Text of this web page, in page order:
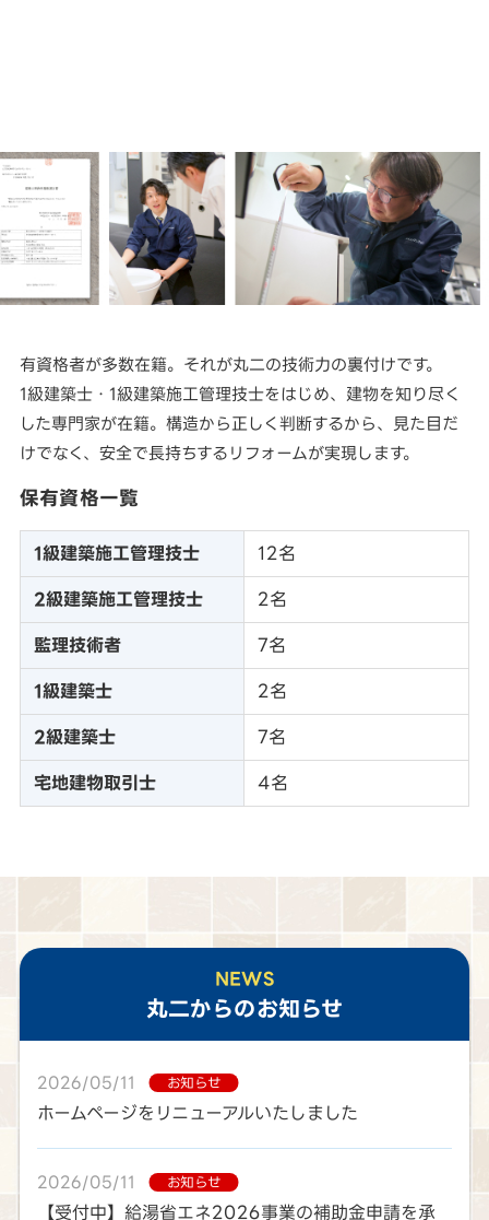
有資格者が多数在籍。それが丸二の技術力の裏付けです。
1級建築士・1級建築施工管理技士をはじめ、建物を知り尽く
した専門家が在籍。構造から正しく判断するから、見た目だ
けでなく、安全で長持ちするリフォームが実現します。
保有資格一覧
1級建築施工管理技士 12名
2級建築施工管理技士 2名
監理技術者 7名
1級建築士 2名
2級建築士 7名
宅地建物取引士 4名
NEWS
丸二からのお知らせ
2026/05/11 お知らせ
ホームページをリニューアルいたしました
2026/05/11 お知らせ
【受付中】給湯省エネ2026事業の補助金申請を承